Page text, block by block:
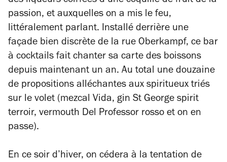
passion, et auxquelles on a mis le feu,
littéralement parlant. Installé derrière une
façade bien discrète de la rue Oberkampf, ce bar
à cocktails fait chanter sa carte des boissons
depuis maintenant un an. Au total une douzaine
de propositions alléchantes aux spiritueux triés
sur le volet (mezcal Vida, gin St George spirit
terroir, vermouth Del Professor rosso et on en
passe).
En ce soir d’hiver, on cédera à la tentation de